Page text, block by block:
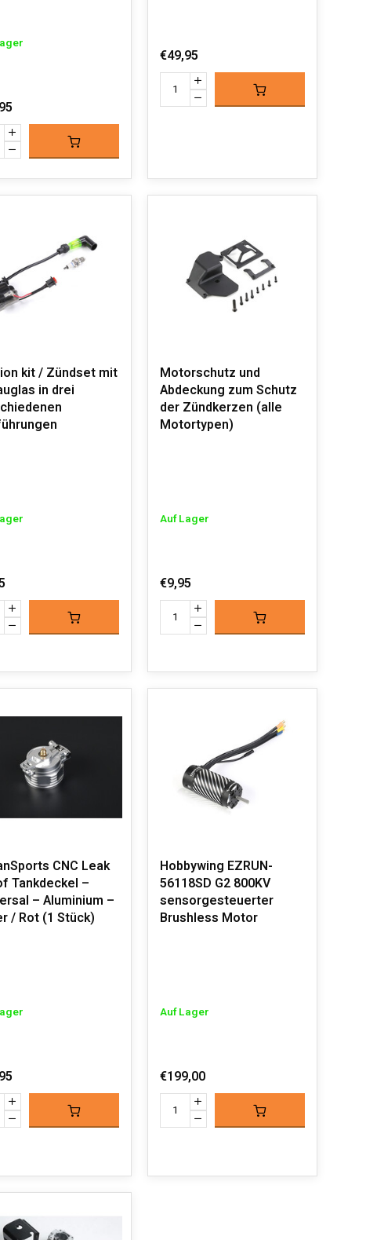
€49,95
kit / Zündset mit
in drei
Motorschutz und
Abdeckung zum Schutz
der Zündkerzen (alle
Motortypen)
Auf Lager
€9,95
CNC Leak
Tankdeckel –
– Aluminium –
/ Rot (1 Stück)
Hobbywing EZRUN-
56118SD G2 800KV
sensorgesteuerter
Brushless Motor
Auf Lager
€199,00